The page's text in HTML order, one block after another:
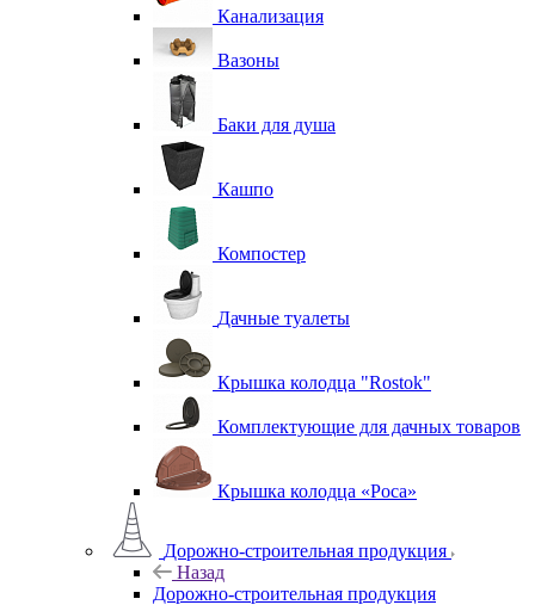
Канализация
Вазоны
Баки для душа
Кашпо
Компостер
Дачные туалеты
Крышка колодца "Rostok"
Комплектующие для дачных товаров
Крышка колодца «Роса»
Дорожно-строительная продукция
Назад
Дорожно-строительная продукция